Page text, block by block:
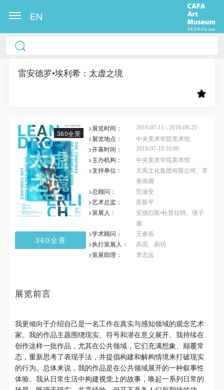
EN
雷安德罗•埃利希：太虚之境
360全景
360全景
>展览时间： 2019-07-11 - 2019-08-25
>展览地点：
中央美术学院美术馆
>开幕时间：
2019-07-10 16:00
>主办机构：
中央美术学院美术馆
>支持单位：
天禹文化集团有限公司、常
青画廊
>总顾问：
范迪安
>艺术总监：
苏新平
>策展人：
安德烈斯•杜普拉特、张子
康
>学术顾问：
王春辰
>执行策展人：
高高、易玥
>策展助理：
李志远
展览前言
我更倾向于介绍自己是一名工作在真实与感知领域的观念艺术
家。我的作品主题围绕现实、符号和潜在意义展开。我持续在
创作这样一批作品，尤其在公共领域，它们充满想象、颠覆常
态，重新思考了表现手法，并提倡构建和解构情境来打破现实
的行为。总体来说，我的作品是在公共领域展开的一种叙事性
体验。我从日常生活中构建视觉上的故事，唤起一系列日常的
中央美术学院美术馆出版授权协议书
称“CAFAM”），愿意将本人参与中央美术学院美术馆
动）的涉及本人的图像、照片、文字、著作、活动成
作发表、出版。中央美术学院可以以电子、网络及其
它数字媒体形式公开出版，并同意编入《中国知识资
源总库》《中央美术学院资料库》《中央美术学院美
术馆资料库》等相关资料、文献、档案机构和平台，
在中央美术学院中使用和在互联网上传播，同意按相
关“章程”规定享受相关权益。
中央美术学院美术馆活动安全免责协议书
本次活动公平公正、自愿参加与退出、风险与责任自
负的原则。但活动有风险，参加者应有必要的风险意
参加本次活动者必须遵守中华人民共和国的相关法
备以人为本、团结友爱、互相帮助和助人为乐的良好
品质。
第三条
参加本次活动人员应该是成年人（具有完全民事行为
能力的人，18周岁以上）未成年人必须在成年人的陪
中央美术学院美术馆出版授权协议书
称“CAFAM”），愿意将本人参与中央美术学院美术馆
动）的涉及本人的图像、照片、文字、著作、活动成
作发表、出版。中央美术学院可以以电子、网络及其
它数字媒体形式公开出版，并同意编入《中国知识资
源总库》《中央美术学院资料库》《中央美术学院美
术馆资料库》等相关资料、文献、档案机构和平台，
在中央美术学院中使用和在互联网上传播，同意按相
关“章程”规定享受相关权益。
中央美术学院美术馆活动安全免责协议书
本次活动公平公正、自愿参加与退出、风险与责任自
负的原则。但活动有风险，参加者应有必要的风险意
参加本次活动者必须遵守中华人民共和国的相关法
备以人为本、团结友爱、互相帮助和助人为乐的良好
品质。
第三条
参加本次活动人员应该是成年人（具有完全民事行为
能力的人，18周岁以上）未成年人必须在成年人的陪
中央美术学院美术馆出版授权协议书
称“CAFAM”），愿意将本人参与中央美术学院美术馆
动）的涉及本人的图像、照片、文字、著作、活动成
作发表、出版。中央美术学院可以以电子、网络及其
它数字媒体形式公开出版，并同意编入《中国知识资
源总库》《中央美术学院资料库》《中央美术学院美
术馆资料库》等相关资料、文献、档案机构和平台，
在中央美术学院中使用和在互联网上传播，同意按相
关“章程”规定享受相关权益。
中央美术学院美术馆活动安全免责协议书
本次活动公平公正、自愿参加与退出、风险与责任自
负的原则。但活动有风险，参加者应有必要的风险意
参加本次活动者必须遵守中华人民共和国的相关法
备以人为本、团结友爱、互相帮助和助人为乐的良好
品质。
第三条
参加本次活动人员应该是成年人（具有完全民事行为
能力的人，18周岁以上）未成年人必须在成年人的陪